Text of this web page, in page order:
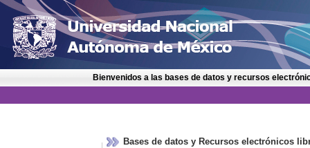
Bienvenidos a las bases de datos y recursos
Bases de datos y Recursos electrónicos